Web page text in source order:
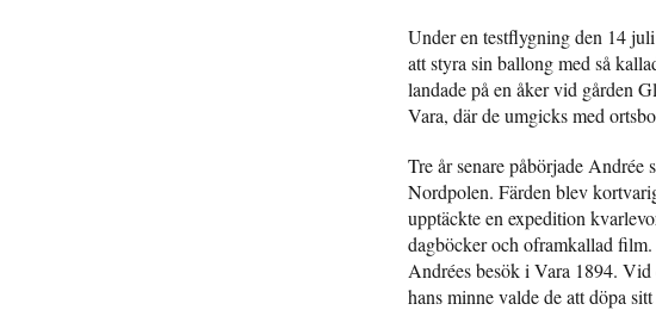
Under en testflygning den 14
att styra sin ballong med så
landade på en åker vid gården
Vara, där de umgicks med
Tre år senare påbörjade Andrée
Nordpolen. Färden blev
upptäckte en expedition
dagböcker och oframkallad
Andrées besök i Vara 1894.
hans minne valde de att döpa